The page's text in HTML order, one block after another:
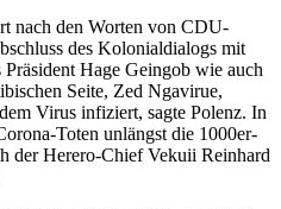
nach den Worten von CDU-
des Kolonialdialogs mit
Hage Geingob wie auch
Seite, Zed Ngavirue,
Virus infiziert, sagte Polenz. In
Toten unlängst die 1000er-
der Herero-Chief Vekuii Reinhard